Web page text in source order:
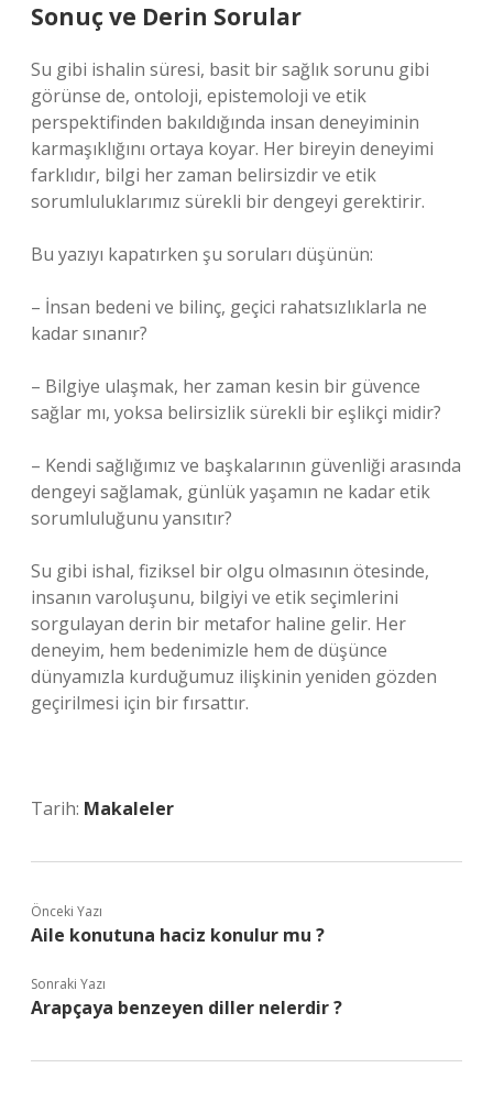
Sonuç ve Derin Sorular
Su gibi ishalin süresi, basit bir sağlık sorunu gibi
görünse de, ontoloji, epistemoloji ve etik
perspektifinden bakıldığında insan deneyiminin
karmaşıklığını ortaya koyar. Her bireyin deneyimi
farklıdır, bilgi her zaman belirsizdir ve etik
sorumluluklarımız sürekli bir dengeyi gerektirir.
Bu yazıyı kapatırken şu soruları düşünün:
– İnsan bedeni ve bilinç, geçici rahatsızlıklarla ne
kadar sınanır?
– Bilgiye ulaşmak, her zaman kesin bir güvence
sağlar mı, yoksa belirsizlik sürekli bir eşlikçi midir?
– Kendi sağlığımız ve başkalarının güvenliği arasında
dengeyi sağlamak, günlük yaşamın ne kadar etik
sorumluluğunu yansıtır?
Su gibi ishal, fiziksel bir olgu olmasının ötesinde,
insanın varoluşunu, bilgiyi ve etik seçimlerini
sorgulayan derin bir metafor haline gelir. Her
deneyim, hem bedenimizle hem de düşünce
dünyamızla kurduğumuz ilişkinin yeniden gözden
geçirilmesi için bir fırsattır.
Tarih: Makaleler
Önceki Yazı
Aile konutuna haciz konulur mu ?
Sonraki Yazı
Arapçaya benzeyen diller nelerdir ?